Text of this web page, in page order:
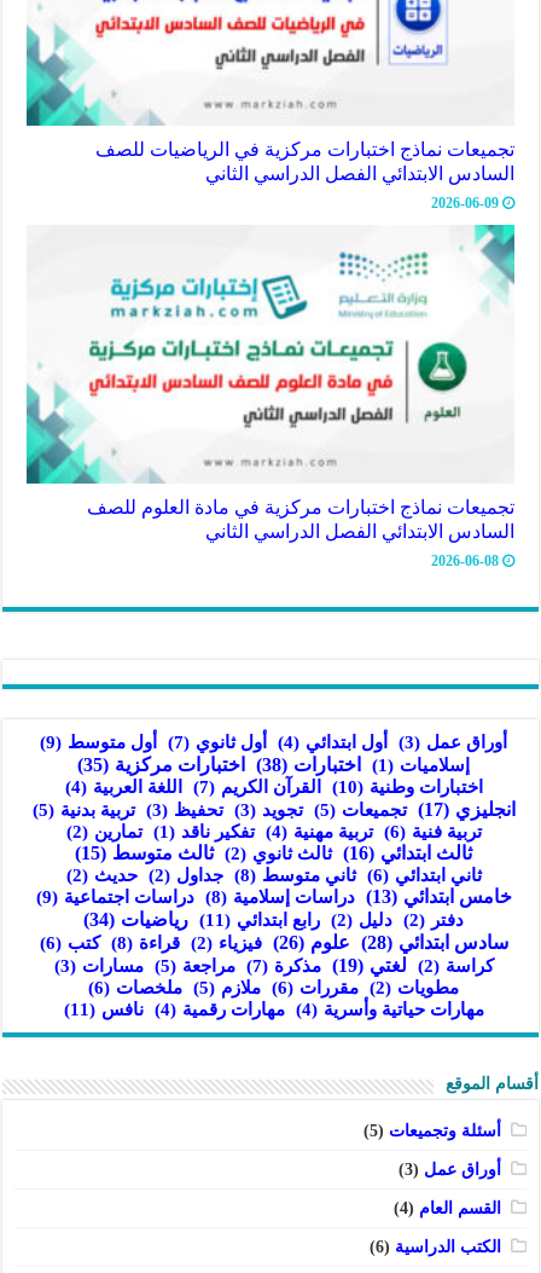
تجميعات نماذج اختبارات مركزية في الرياضيات للصف
السادس الابتدائي الفصل الدراسي الثاني
2026-06-09
تجميعات نماذج اختبارات مركزية في مادة العلوم للصف
السادس الابتدائي الفصل الدراسي الثاني
2026-06-08
أوراق عمل (3) أول ابتدائي (4) أول ثانوي (7) أول متوسط (9)
إسلاميات (1) اختبارات (38) اختبارات مركزية (35)
اختبارات وطنية (10) القرآن الكريم (7) اللغة العربية (4)
انجليزي (17) تجميعات (5) تجويد (3) تحفيظ (3) تربية بدنية (5)
تربية فنية (6) تربية مهنية (4) تفكير ناقد (1) تمارين (2)
ثالث ابتدائي (16) ثالث ثانوي (2) ثالث متوسط (15)
ثاني ابتدائي (6) ثاني متوسط (8) جداول (2) حديث (2)
خامس ابتدائي (13) دراسات إسلامية (8) دراسات اجتماعية (9)
دفتر (2) دليل (2) رابع ابتدائي (11) رياضيات (34)
سادس ابتدائي (28) علوم (26) فيزياء (2) قراءة (8) كتب (6)
كراسة (2) لغتي (19) مذكرة (7) مراجعة (5) مسارات (3)
مطويات (2) مقررات (6) ملازم (5) ملخصات (6)
مهارات حياتية وأسرية (4) مهارات رقمية (4) نافس (11)
أقسام الموقع
أسئلة وتجميعات (5)
أوراق عمل (3)
القسم العام (4)
الكتب الدراسية (6)